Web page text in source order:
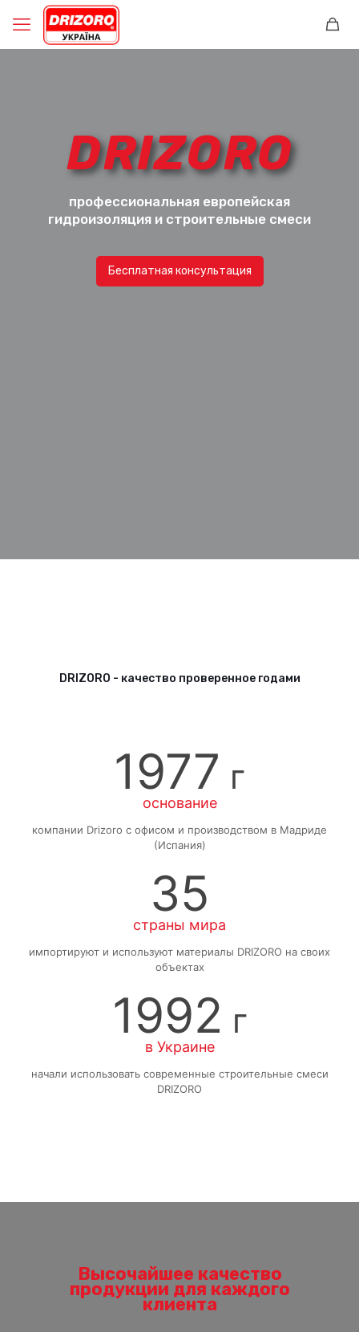
DRIZORO
профессиональная европейская
гидроизоляция и строительные смеси
Бесплатная консультация
DRIZORO - качество проверенное годами
1977 г
основание
компании Drizoro с офисом и производством в Мадриде
(Испания)
35
страны мира
импортируют и используют материалы DRIZORO на своих
объектах
1992 г
в Украине
начали использовать современные строительные смеси
DRIZORO
Высочайшее качество
продукции для каждого
клиента